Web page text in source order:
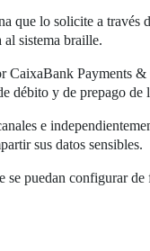
que lo solicite a
al sistema braille.
Payments
y de prepago de
e
sus datos sensibles.
puedan configurar